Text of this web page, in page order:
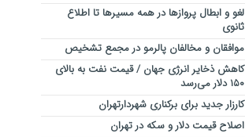
لغو و ابطال پروازها در همه مسیرها تا اطلاع
ثانوی
موافقان و مخالفان پالرمو در مجمع تشخیص
کاهش ذخایر انرژی جهان / قیمت نفت به بالای
۱۵۰ دلار می‌رسد
کارزار جدید برای برکناری شهردارتهران
اصلاح قیمت دلار و سکه در تهران